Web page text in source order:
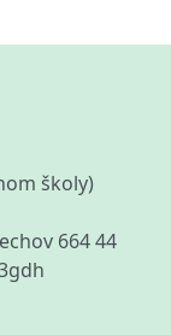
školy)
664 44